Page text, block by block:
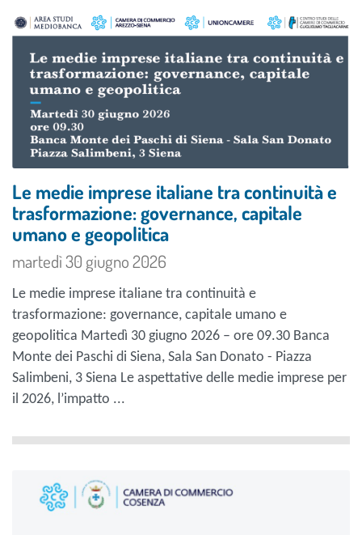
Le medie imprese italiane tra continuità e
trasformazione: governance, capitale
umano e geopolitica
martedì 30 giugno 2026
Le medie imprese italiane tra continuità e
trasformazione: governance, capitale umano e
geopolitica Martedì 30 giugno 2026 – ore 09.30 Banca
Monte dei Paschi di Siena, Sala San Donato - Piazza
Salimbeni, 3 Siena Le aspettative delle medie imprese per
il 2026, l’impatto ...